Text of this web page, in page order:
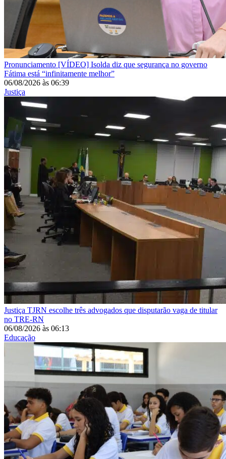
Pronunciamento [VÍDEO] Isolda diz que segurança no governo
Fátima está “infinitamente melhor”
06/08/2026 às 06:39
Justiça
Justiça TJRN escolhe três advogados que disputarão vaga de titular
no TRE-RN
06/08/2026 às 06:13
Educação